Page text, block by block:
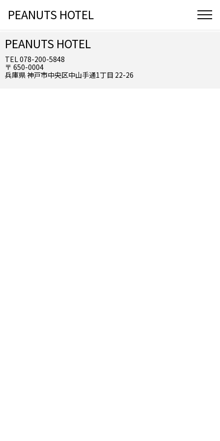
PEANUTS HOTEL
PEANUTS HOTEL
TEL 078-200-5848
〒 650-0004
兵庫県 神戸市中央区中山手通1丁目 22-26